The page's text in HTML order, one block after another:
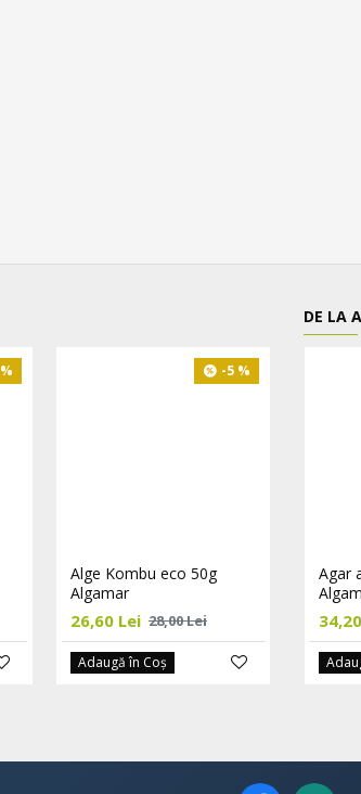
-5 %
Alge Kombu eco 50g
Algamar
26,60 Lei 28,00 Lei
Adaugă în Coş
Alge
50,35
DE LA
Agar